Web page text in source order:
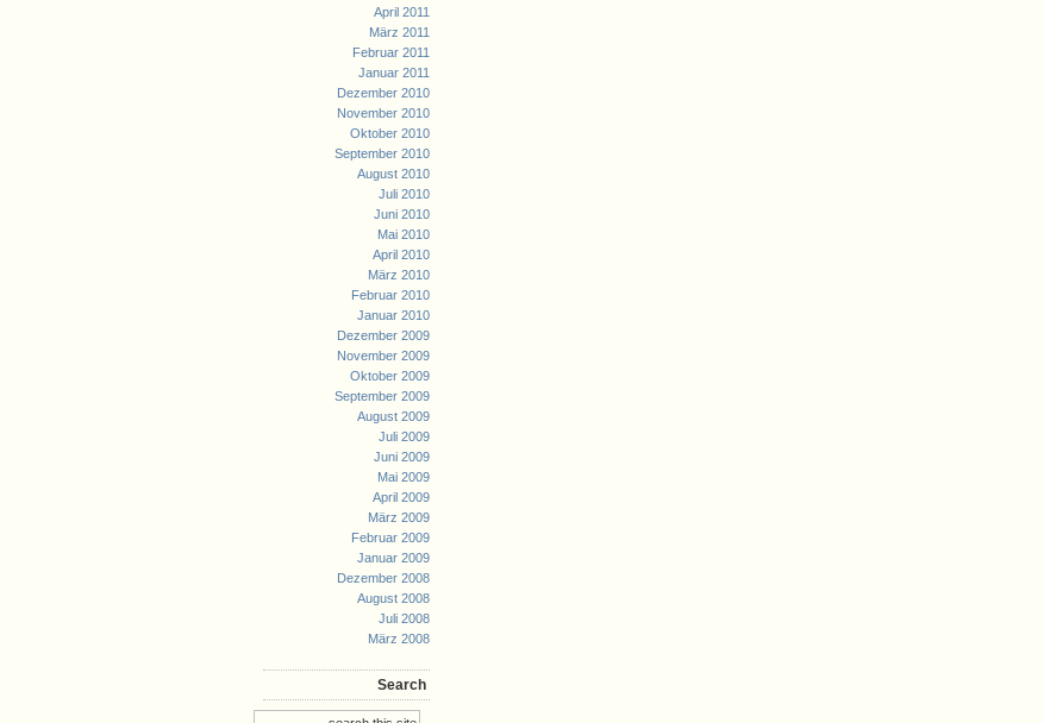
April 2011
März 2011
Februar 2011
Januar 2011
Dezember 2010
November 2010
Oktober 2010
September 2010
August 2010
Juli 2010
Juni 2010
Mai 2010
April 2010
März 2010
Februar 2010
Januar 2010
Dezember 2009
November 2009
Oktober 2009
September 2009
August 2009
Juli 2009
Juni 2009
Mai 2009
April 2009
März 2009
Februar 2009
Januar 2009
Dezember 2008
August 2008
Juli 2008
März 2008
Search